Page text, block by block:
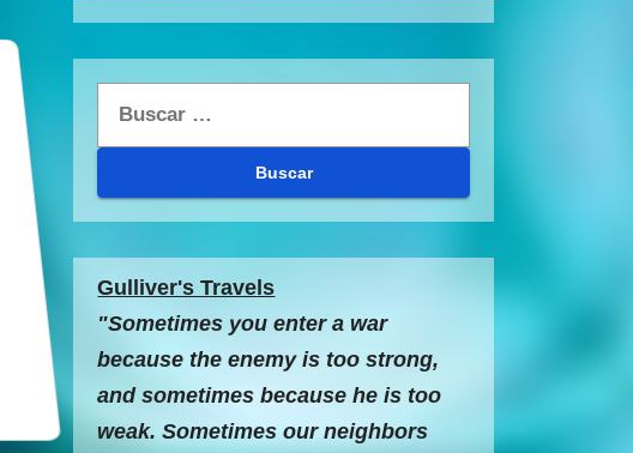
Gulliver's Travels
"Sometimes you enter a war
because the enemy is too strong,
and sometimes because he is too
weak. Sometimes our neighbors